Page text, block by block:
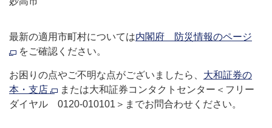
最新の適用市町村については内閣府 防災情報のページ
をご確認ください。
お困りの点やご不明な点がございましたら、 大和証券の
本・支店
または大和証券コンタクトセンター＜フリー
ダイヤル 0120-010101＞までお問合わせください。